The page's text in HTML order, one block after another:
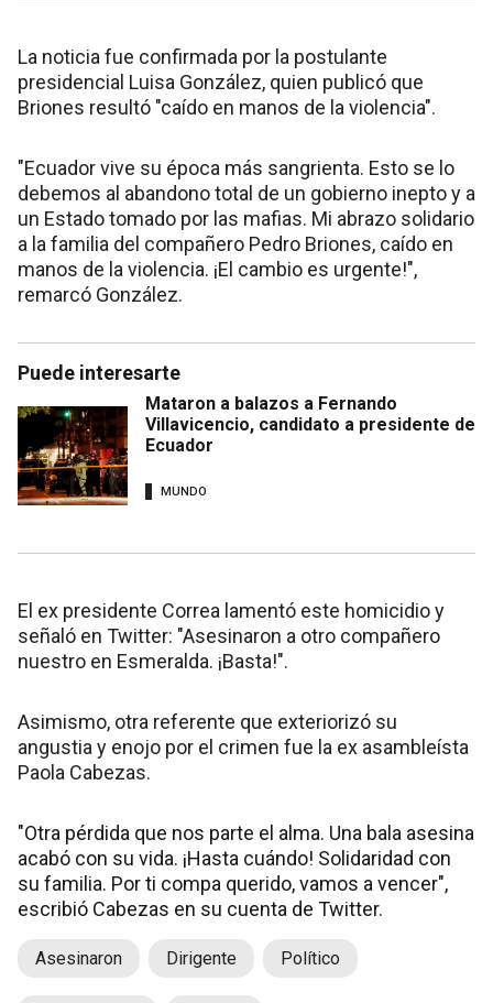
La noticia fue confirmada por la postulante
presidencial Luisa González, quien publicó que
Briones resultó "caído en manos de la violencia".
"Ecuador vive su época más sangrienta. Esto se lo
debemos al abandono total de un gobierno inepto y a
un Estado tomado por las mafias. Mi abrazo solidario
a la familia del compañero Pedro Briones, caído en
manos de la violencia. ¡El cambio es urgente!",
remarcó González.
Puede interesarte
Mataron a balazos a Fernando
Villavicencio, candidato a presidente de
Ecuador
MUNDO
El ex presidente Correa lamentó este homicidio y
señaló en Twitter: "Asesinaron a otro compañero
nuestro en Esmeralda. ¡Basta!".
Asimismo, otra referente que exteriorizó su
angustia y enojo por el crimen fue la ex asambleísta
Paola Cabezas.
"Otra pérdida que nos parte el alma. Una bala asesina
acabó con su vida. ¡Hasta cuándo! Solidaridad con
su familia. Por ti compa querido, vamos a vencer",
escribió Cabezas en su cuenta de Twitter.
Asesinaron Dirigente Político